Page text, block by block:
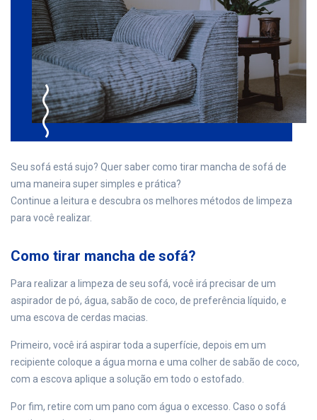
Seu sofá está sujo? Quer saber como tirar mancha de sofá de
uma maneira super simples e prática?
Continue a leitura e descubra os melhores métodos de limpeza
para você realizar.
Como tirar mancha de sofá?
Para realizar a limpeza de seu sofá, você irá precisar de um
aspirador de pó, água, sabão de coco, de preferência líquido, e
uma escova de cerdas macias.
Primeiro, você irá aspirar toda a superfície, depois em um
recipiente coloque a água morna e uma colher de sabão de coco,
com a escova aplique a solução em todo o estofado.
Por fim, retire com um pano com água o excesso. Caso o sofá